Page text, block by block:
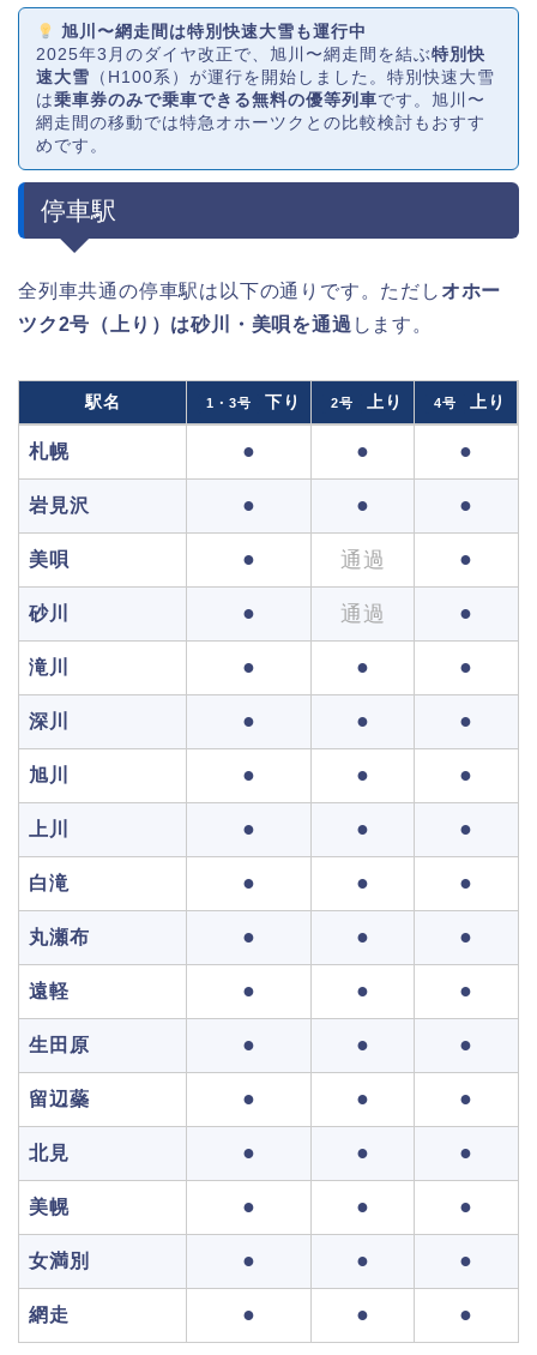
旭川〜網走間は特別快速大雪も運行中
2025年3月のダイヤ改正で、旭川〜網走間を結ぶ特別快
速大雪 （H100系）が運行を開始しました。特別快速大雪
は乗車券のみで乗車できる無料の優等列車です。旭川〜
網走間の移動では特急オホーツクとの比較検討もおすす
めです。
停車駅
全列車共通の停車駅は以下の通りです。ただし オホー
ツク2号（上り）は砂川・美唄を通過 します。
駅名 1・3号 下り 2号 上り 4号 上り
札幌 ● ● ●
岩見沢 ● ● ●
美唄 ● 通過 ●
砂川 ● 通過 ●
滝川 ● ● ●
深川 ● ● ●
旭川 ● ● ●
上川 ● ● ●
白滝 ● ● ●
丸瀬布 ● ● ●
遠軽 ● ● ●
生田原 ● ● ●
留辺蘂 ● ● ●
北見 ● ● ●
美幌 ● ● ●
女満別 ● ● ●
網走 ● ● ●